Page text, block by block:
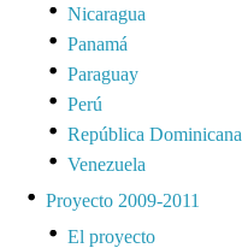
Nicaragua
Panamá
Paraguay
Perú
República Dominicana
Venezuela
Proyecto 2009-2011
El proyecto